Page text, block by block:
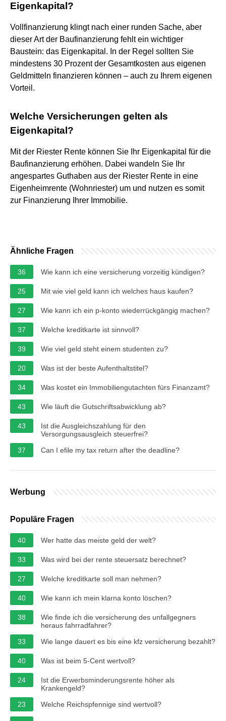
Eigenkapital?
Vollfinanzierung klingt nach einer runden Sache, aber
dieser Art der Baufinanzierung fehlt ein wichtiger
Baustein: das Eigenkapital. In der Regel sollten Sie
mindestens 30 Prozent der Gesamtkosten aus eigenen
Geldmitteln finanzieren können – auch zu Ihrem eigenen
Vorteil.
Welche Versicherungen gelten als
Eigenkapital?
Mit der Riester Rente können Sie Ihr Eigenkapital für die
Baufinanzierung erhöhen. Dabei wandeln Sie Ihr
angespartes Guthaben aus der Riester Rente in eine
Eigenheimrente (Wohnriester) um und nutzen es somit
zur Finanzierung Ihrer Immobilie.
Ähnliche Fragen
36 Wie kann ich eine versicherung vorzeitig kündigen?
25 Mit wie viel geld kann ich welches haus kaufen?
27 Wie kann ich ein p-konto wiederrückgängig machen?
37 Welche kreditkarte ist sinnvoll?
39 Wie viel geld steht einem studenten zu?
20 Was ist der beste Aufenthaltstitel?
34 Was kostet ein Immobiliengutachten fürs Finanzamt?
43 Wie läuft die Gutschriftsabwicklung ab?
43
Ist die Ausgleichszahlung für den
Versorgungsausgleich steuerfrei?
37
Can I efile my tax return after the deadline?
Werbung
Populäre Fragen
40 Wer hatte das meiste geld der welt?
33 Was wird bei der rente steuersatz berechnet?
27 Welche kreditkarte soll man nehmen?
40 Wie kann ich mein klarna konto löschen?
38
Wie finde ich die versicherung des unfallgegners
heraus fahrradfahrer?
33
Wie lange dauert es bis eine kfz versicherung bezahlt?
40 Was ist beim 5-Cent wertvoll?
24
Ist die Erwerbsminderungsrente höher als
Krankengeld?
23
Welche Reichspfennige sind wertvoll?